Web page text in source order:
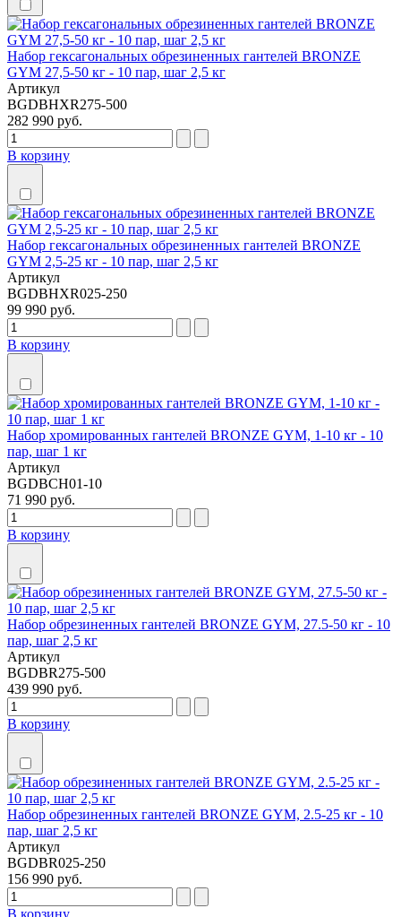
Набор гексагональных обрезиненных гантелей BRONZE
GYM 27,5-50 кг - 10 пар, шаг 2,5 кг
Артикул
BGDBHXR275-500
282 990 руб.
В корзину
Набор гексагональных обрезиненных гантелей BRONZE
GYM 2,5-25 кг - 10 пар, шаг 2,5 кг
Артикул
BGDBHXR025-250
99 990 руб.
В корзину
Набор хромированных гантелей BRONZE GYM, 1-10 кг - 10
пар, шаг 1 кг
Артикул
BGDBCH01-10
71 990 руб.
В корзину
Набор обрезиненных гантелей BRONZE GYM, 27.5-50 кг - 10
пар, шаг 2,5 кг
Артикул
BGDBR275-500
439 990 руб.
В корзину
Набор обрезиненных гантелей BRONZE GYM, 2.5-25 кг - 10
пар, шаг 2,5 кг
Артикул
BGDBR025-250
156 990 руб.
В корзину